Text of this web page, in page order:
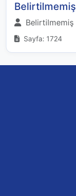
Belirtilmemiş
Belirtilmemiş
Sayfa: 1724